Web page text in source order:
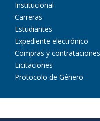
Institucional
Carreras
Estudiantes
Expediente electrónico
Compras y contrataciones
Licitaciones
Protocolo de Género